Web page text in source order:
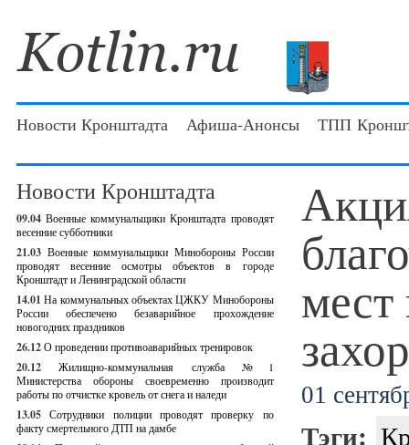
Новости Кронштадта Афиша-Анонсы ТПП
Новости Кронштадта
09.04 Военные коммунальщики Кронштадта проводят
весенние субботники
21.03 Военные коммунальщики Минобороны России
проводят весенние осмотры объектов в городе
Кронштадт и Ленинградской области
14.01 На коммунальных объектах ЦЖКУ Минобороны
России обеспечено безаварийное прохождение
новогодних праздников
26.12О проведении противоаварийных тренировок
20.12
Жилищно-коммунальная служба №1
Министерства обороны своевременно производит
работы по отчистке кровель от снега и наледи
13.05 Сотрудники полиции проводят проверку по
факту смертельного ДТП на дамбе
мест
01
Тэги: